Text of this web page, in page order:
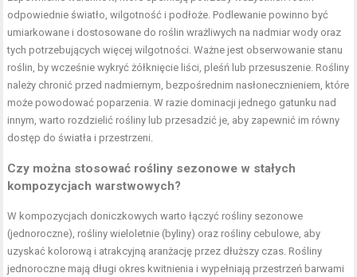
odpowiednie światło, wilgotność i podłoże. Podlewanie powinno być
umiarkowane i dostosowane do roślin wrażliwych na nadmiar wody oraz
tych potrzebujących więcej wilgotności. Ważne jest obserwowanie stanu
roślin, by wcześnie wykryć żółknięcie liści, pleśń lub przesuszenie. Rośliny
należy chronić przed nadmiernym, bezpośrednim nasłonecznieniem, które
może powodować poparzenia. W razie dominacji jednego gatunku nad
innym, warto rozdzielić rośliny lub przesadzić je, aby zapewnić im równy
dostęp do światła i przestrzeni.
Czy można stosować rośliny sezonowe w stałych
kompozycjach warstwowych?
W kompozycjach doniczkowych warto łączyć rośliny sezonowe
(jednoroczne), rośliny wieloletnie (byliny) oraz rośliny cebulowe, aby
uzyskać kolorową i atrakcyjną aranżację przez dłuższy czas. Rośliny
jednoroczne mają długi okres kwitnienia i wypełniają przestrzeń barwami